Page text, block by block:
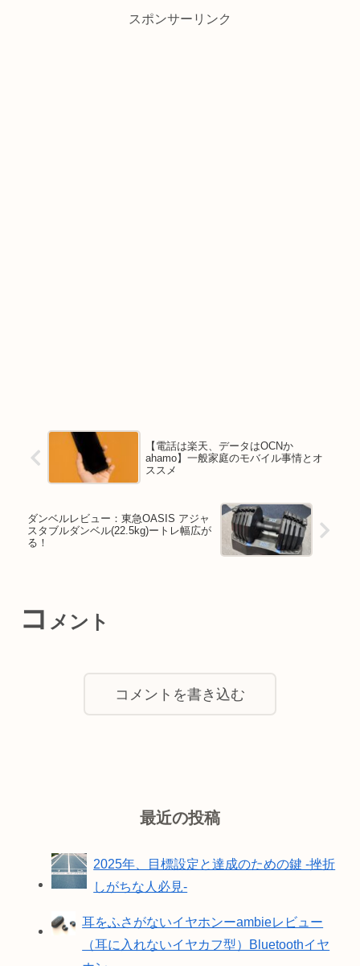
スポンサーリンク
【電話は楽天、データはOCNか
ahamo】一般家庭のモバイル事情とオ
ススメ
ダンベルレビュー：東急OASIS アジャ
スタブルダンベル(22.5kg)ートレ幅広が
る！
コ メント
コメントを書き込む
最近の投稿
2025年、目標設定と達成のための鍵 -挫折
しがちな人必見-
耳をふさがないイヤホンーambieレビュー
（耳に入れないイヤカフ型）Bluetoothイヤ